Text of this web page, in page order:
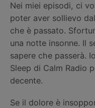
Nei miei episodi, ci
poter aver sollievo
che è passato.
una notte insonne. Il
sapere che passerà.
Sleep di Calm Radio
decente.
Se il dolore è